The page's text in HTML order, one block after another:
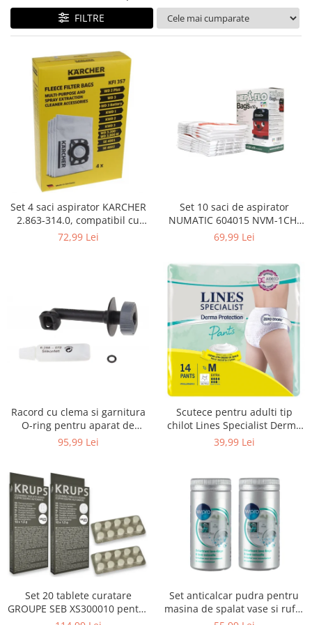
Curatenie si intretinere
Decoratiuni
Hobby-uri creative
Iluminat & Electrice
Jaluzele
Kit-uri automatizari porti si usi
Mobila dormitor
Mobila gradina & terasa
Mobila Living & Dining
Organizare si depozitare
Rafturi
Textile si covoare
Uscatoare rufe
Utilaje si materiale de constructii
Laptop, Tablete & Telefoane
Telefoane Mobile & accesorii
Wearable & Gadgeturi
Accesorii si piese masini spalat
rufe si uscatoare
Accesorii si piese masini spalat
vase
Aparate Frigorifice
Aparate Racire Aer
Aragaze si cuptoare cu microunde
Climatizare & sisteme de incalzire
Electrocasnice pentru Bucatarie
FILTRE
Set 4 saci aspirator KARCHER
2.863-314.0, compatibil cu
WD, KWD, SE
72,99 Lei
Set 10 saci de aspirator
NUMATIC 604015 NVM-1CH,
9L
69,99 Lei
Racord cu clema si garnitura
O-ring pentru aparat de
spalat cu presiune, KARCHER
95,99 Lei
Scutece pentru adulti tip
chilot Lines Specialist Derma
Protection Extra, 7 picaturi,
39,99 Lei
Set 20 tablete curatare
GROUPE SEB XS300010 pentru
espressoare Krups (2x10
Set anticalcar pudra pentru
masina de spalat vase si rufe,
WPRO 484000008416, 2 x 250g